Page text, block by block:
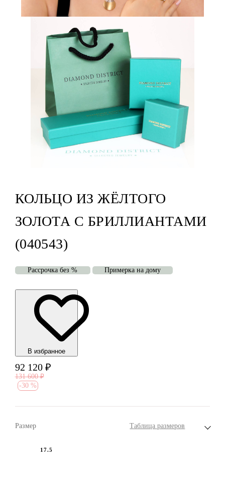
КОЛЬЦО ИЗ ЖЁЛТОГО
ЗОЛОТА С БРИЛЛИАНТАМИ
(040543)
Рассрочка без % Примерка на дому
В избранноe
92 120 ₽
131 600 ₽
-30 %
Размер Таблица размеров
17.5